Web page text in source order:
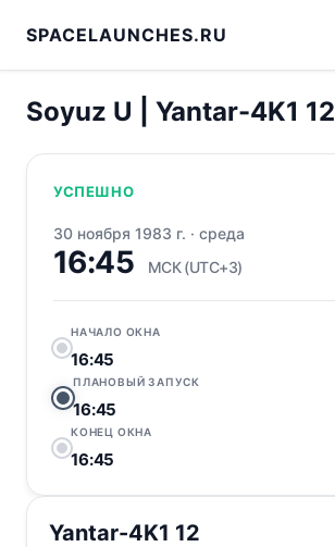
SPACELAUNCHES.RU
Soyuz U | Yantar-4K1 12
УСПЕШНО
30 ноября 1983 г. · среда
16:45 МСК (UTC+3)
НАЧАЛО ОКНА
16:45
ПЛАНОВЫЙ ЗАПУСК
16:45
КОНЕЦ ОКНА
16:45
Yantar-4K1 12